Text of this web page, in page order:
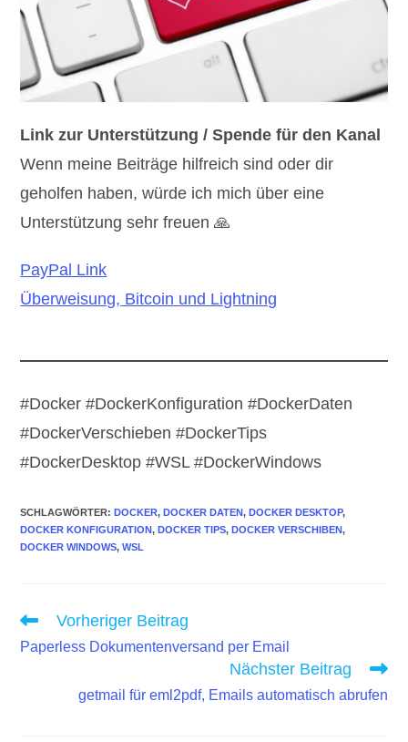
Link zur Unterstützung / Spende für den Kanal
Wenn meine Beiträge hilfreich sind oder dir
geholfen haben, würde ich mich über eine
Unterstützung sehr freuen 🙏
PayPal Link
Überweisung, Bitcoin und Lightning
#Docker #DockerKonfiguration #DockerDaten
#DockerVerschieben #DockerTips
#DockerDesktop #WSL #DockerWindows
SCHLAGWÖRTER:DOCKER, DOCKER DATEN, DOCKER DESKTOP,
DOCKER KONFIGURATION, DOCKER TIPS, DOCKER VERSCHIBEN,
DOCKER WINDOWS, WSL
Weitere
ansehen
Vorheriger Beitrag
Paperless Dokumentenversand per Email
Nächster Beitrag
getmail für eml2pdf, Emails automatisch abrufen